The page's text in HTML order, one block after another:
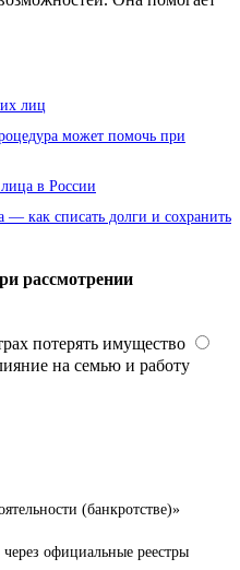
лиц
может помочь при
в России
— как списать долги и сохранить
рассмотрении
потерять имущество
на семью и работу
(банкротстве)»
официальные реестры